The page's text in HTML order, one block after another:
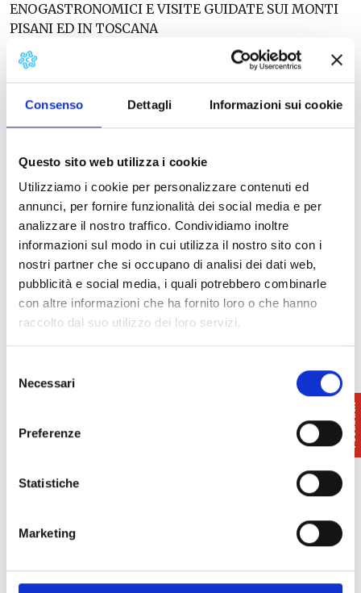
Consenso Dettagli Informazioni sui cookie
Questo sito web utilizza i cookie
Utilizziamo i cookie per personalizzare contenuti ed
annunci, per fornire funzionalità dei social media e per
analizzare il nostro traffico. Condividiamo inoltre
informazioni sul modo in cui utilizza il nostro sito con i
nostri partner che si occupano di analisi dei dati web,
pubblicità e social media, i quali potrebbero combinarle
con altre informazioni che ha fornito loro o che hanno
raccolto dal suo utilizzo dei loro servizi.
delNecessari
Preferenze
Statistiche
Marketing
ENOGASTRONOMICI E VISITE GUIDATE SUI MONTI
PISANI ED IN TOSCANA
62+8 - Scrivi il risultato: